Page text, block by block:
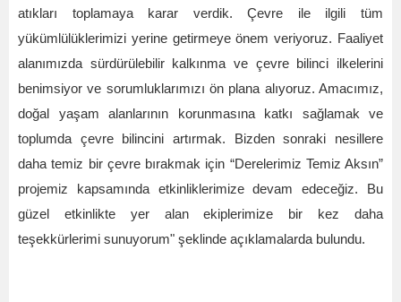
atıkları toplamaya karar verdik. Çevre ile ilgili tüm
yükümlülüklerimizi yerine getirmeye önem veriyoruz. Faaliyet
alanımızda sürdürülebilir kalkınma ve çevre bilinci ilkelerini
benimsiyor ve sorumluklarımızı ön plana alıyoruz. Amacımız,
doğal yaşam alanlarının korunmasına katkı sağlamak ve
toplumda çevre bilincini artırmak. Bizden sonraki nesillere
daha temiz bir çevre bırakmak için “Derelerimiz Temiz Aksın”
projemiz kapsamında etkinliklerimize devam edeceğiz. Bu
güzel etkinlikte yer alan ekiplerimize bir kez daha
teşekkürlerimi sunuyorum" şeklinde açıklamalarda bulundu.